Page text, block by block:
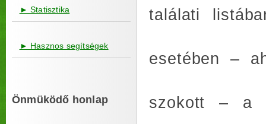
► Statisztika
► Hasznos segítségek
Önmüködő honlap
találati
esetében –
szokott – a